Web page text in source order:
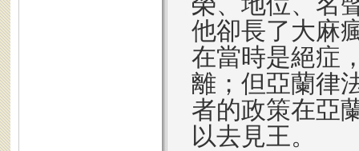
他卻長了大麻
在當時是絕症
離；但亞蘭律
者的政策在亞
以去見王。